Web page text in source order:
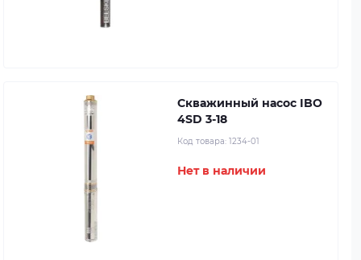
Скважинный насос IBO
4SD 3-18
Код товара: 1234-01
Нет в наличии